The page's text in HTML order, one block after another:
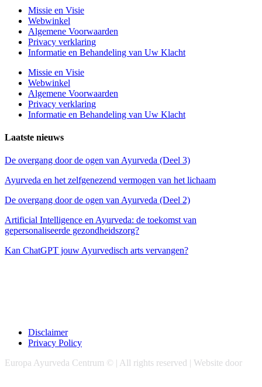
Missie en Visie
Webwinkel
Algemene Voorwaarden
Privacy verklaring
Informatie en Behandeling van Uw Klacht
Missie en Visie
Webwinkel
Algemene Voorwaarden
Privacy verklaring
Informatie en Behandeling van Uw Klacht
Laatste nieuws
De overgang door de ogen van Ayurveda (Deel 3)
Ayurveda en het zelfgenezend vermogen van het lichaam
De overgang door de ogen van Ayurveda (Deel 2)
Artificial Intelligence en Ayurveda: de toekomst van
gepersonaliseerde gezondheidszorg?
Kan ChatGPT jouw Ayurvedisch arts vervangen?
Disclaimer
Privacy Policy
Europa Ayurveda Centrum © | All rights reserved | Website door